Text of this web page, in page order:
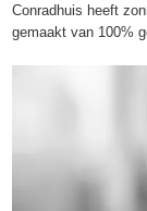
Conradhuis heeft
gemaakt van 100%